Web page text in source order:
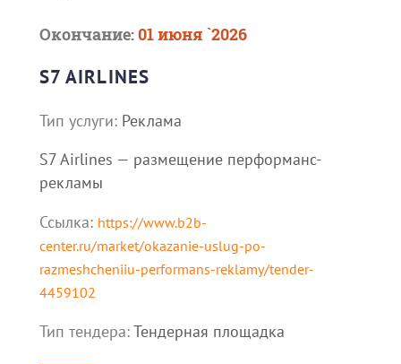
Окончание:01 июня `2026
S7 AIRLINES
Тип услуги: Реклама
S7 Airlines — размещение перформанс-
рекламы
Ссылка: https://www.b2b-
center.ru/market/okazanie-uslug-po-
razmeshcheniiu-performans-reklamy/tender-
4459102
Тип тендера:Тендерная площадка